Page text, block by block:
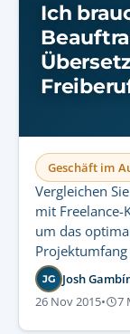
Ich
Geschäft im
Vergleichen
mit
um das
wählen.
JG Josh
26 Nov 2015• 7